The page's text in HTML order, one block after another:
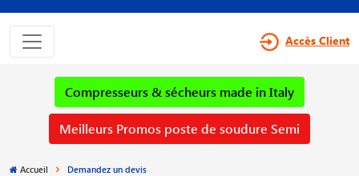
Accès Client
Compresseurs & sécheurs made in Italy
Meilleurs Promos poste de soudure Semi
Accueil Demandez un devis